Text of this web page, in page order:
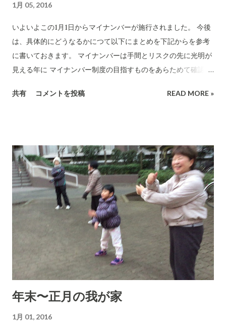
ーディに低コストで正確に行うことができる)仕事をコンピュー
タに任せることです。 現在は地球規模でそのような革命が起こ
っている日々であり、そのまっ只中に私たちは生きています。
1月 05, 2016
いよいよこの1月1日からマイナンバーが施行されました。 今後
は、具体的にどうなるかにつて以下にまとめを下記からを参考
に書いておきます。 マイナンバーは手間とリスクの先に光明が
見える年に マイナンバー制度の目指すものをあらためて確認し
んで、「負担と給付の公平・公正な社会の実現」 決して、「徴
は1日約15万件に達し、すでに230万件を受け付けた。 リスクの
問題について マイナンバーは、クレジットカード番号のよう
に金銭の取得には使かえないので、サイバー犯罪者に直接狙わ
れるリスクはほとんどない。マイナンバーが漏洩しても私たち
はなんら怖いことはありません。知らない人がだまされてお金
をとられるなどがあるかもしれませんが。こういうことについ
て、マスコミもこの制度に批判的な政党も正しいことをつ長け
ません。脅しているばかりです。しっかりとマイナンバーが漏
洩してもなんらの被害はないのだと確認しておきましょう。
ただし、法人はマスコミの餌食にされます。マイナンバーの漏
えいが起こればメディアが大きく取り上げる可能性が高く風評
共有 コメントを投稿 READ MORE »
年末〜正月の我が家
1月 01, 2016